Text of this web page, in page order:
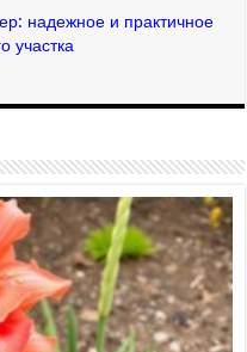
надежное и практичное
участка